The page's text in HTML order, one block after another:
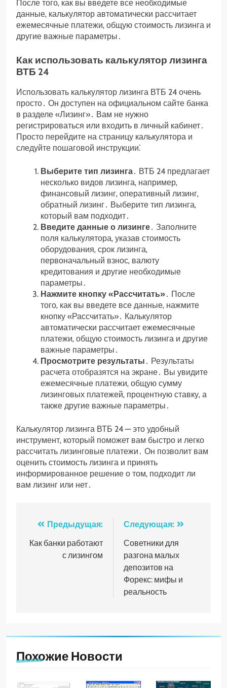
После того‚ как вы введете все необходимые
данные‚ калькулятор автоматически рассчитает
ежемесячные платежи‚ общую стоимость лизинга и
другие важные параметры․
Как использовать калькулятор лизинга
ВТБ 24
Использовать калькулятор лизинга ВТБ 24 очень
просто․ Он доступен на официальном сайте банка
в разделе «Лизинг»․ Вам не нужно
регистрироваться или входить в личный кабинет․
Просто перейдите на страницу калькулятора и
следуйте пошаговой инструкции⁚
Выберите тип лизинга․ ВТБ 24 предлагает
несколько видов лизинга‚ например‚
финансовый лизинг‚ оперативный лизинг‚
обратный лизинг․ Выберите тип лизинга‚
который вам подходит․
Введите данные о лизинге․ Заполните
поля калькулятора‚ указав стоимость
оборудования‚ срок лизинга‚
первоначальный взнос‚ валюту
кредитования и другие необходимые
параметры․
Нажмите кнопку «Рассчитать»․ После
того‚ как вы введете все данные‚ нажмите
кнопку «Рассчитать»․ Калькулятор
автоматически рассчитает ежемесячные
платежи‚ общую стоимость лизинга и другие
важные параметры․
Просмотрите результаты ․ Результаты
расчета отобразятся на экране․ Вы увидите
ежемесячные платежи‚ общую сумму
лизинговых платежей‚ процентную ставку‚ а
также другие важные параметры․
Калькулятор лизинга ВТБ 24 — это удобный
инструмент‚ который поможет вам быстро и легко
рассчитать лизинговые платежи․ Он позволит вам
оценить стоимость лизинга и принять
информированное решение о том‚ подходит ли
вам лизинг или нет․
Навигация
по
записям
Предыдущая:
Как банки работают
с лизингом
Следующая:
Советники для
разгона малых
депозитов на
Форекс: мифы и
реальность
Похожие Новости